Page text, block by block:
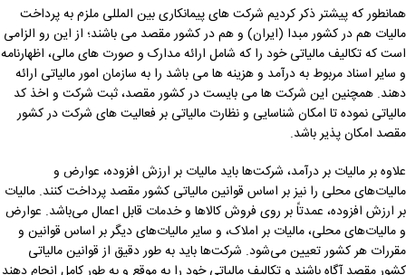
همانطور که پیشتر ذکر کردیم شرکت های پیمانکاری بین المللی ملزم به پرداخت
مالیات هم در کشور مبدا (ایران) و هم در کشور مقصد می باشند؛ از این رو الزامی
است که تکالیف مالیاتی خود را که شامل ارائه مدارک و صورت های مالی، اظهارنامه
و سایر اسناد مربوط به درآمد و هزینه ها می باشد را به سازمان امور مالیاتی ارائه
دهند. همچنین این شرکت ها می بایست در کشور مقصد، ثبت شرکت و اخذ کد
مالیاتی نموده تا امکان شناسایی و نظارت مالیاتی بر فعالیت ‌های شرکت در کشور
مقصد امکان پذیر باشد.
علاوه بر مالیات بر درآمد، شرکت‌ها باید مالیات بر ارزش افزوده، عوارض و
مالیات‌های محلی را نیز بر اساس قوانین مالیاتی کشور مقصد پرداخت کنند. مالیات
بر ارزش افزوده، عمدتاً بر روی فروش کالاها و خدمات قابل اعمال می‌باشد. عوارض
و مالیات‌های محلی، مالیات بر املاک، و سایر مالیات‌های دیگر بر اساس قوانین و
مقررات هر کشور تعیین می‌شود. شرکت‌ها باید به طور دقیق از قوانین مالیاتی